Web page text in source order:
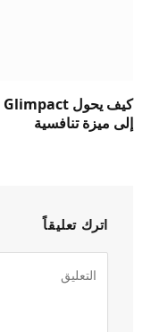
إلى ميزة تنافسية
اترك تعليقاً